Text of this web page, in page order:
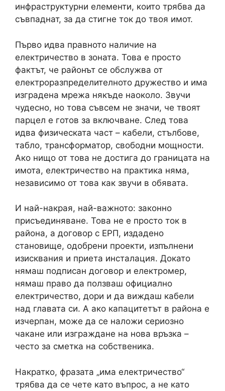
инфраструктурни елементи, които трябва да
съвпаднат, за да стигне ток до твоя имот.
Първо идва правното наличие на
електричество в зоната. Това е просто
фактът, че районът се обслужва от
електроразпределителното дружество и има
изградена мрежа някъде наоколо. Звучи
чудесно, но това съвсем не значи, че твоят
парцел е готов за включване. След това
идва физическата част – кабели, стълбове,
табло, трансформатор, свободни мощности.
Ако нищо от това не достига до границата на
имота, електричество на практика няма,
независимо от това как звучи в обявата.
И най-накрая, най-важното: законно
присъединяване. Това не е просто ток в
района, а договор с ЕРП, издадено
становище, одобрени проекти, изпълнени
изисквания и приета инсталация. Докато
нямаш подписан договор и електромер,
нямаш право да ползваш официално
електричество, дори и да виждаш кабели
над главата си. А ако капацитетът в района е
изчерпан, може да се наложи сериозно
чакане или изграждане на нова връзка –
често за сметка на собственика.
Накратко, фразата „има електричество“
трябва да се чете като въпрос, а не като